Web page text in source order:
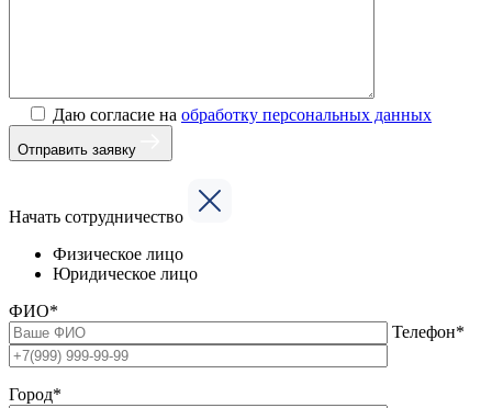
Даю согласие на обработку персональных данных
Отправить заявку
Начать сотрудничество
Физическое лицо
Юридическое лицо
ФИО*
Телефон*
Город*